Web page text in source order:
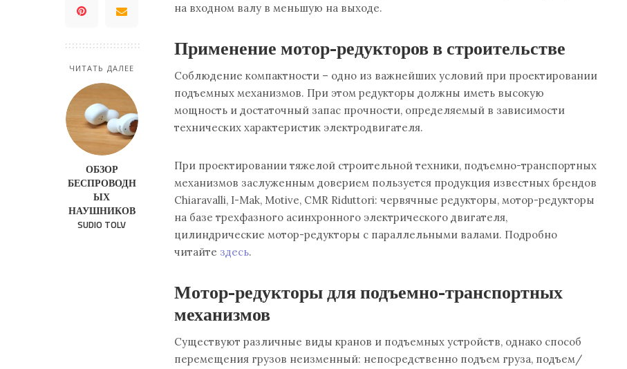
ЧИТАТЬ ДАЛЕЕ
ОБЗОР
БЕСПРОВОДН
ЫХ
НАУШНИКОВ
SUDIO TOLV
на входном валу в меньшую на выходе.
Применение мотор-редукторов в строительстве
Соблюдение компактности – одно из важнейших условий при проектировании
подъемных механизмов. При этом редукторы должны иметь высокую
мощность и достаточный запас прочности, определяемый в зависимости
технических характеристик электродвигателя.
При проектировании тяжелой строительной техники, подъемно-транспортных
механизмов заслуженным доверием пользуется продукция известных брендов
Chiaravalli, I-Mak, Motive, CMR Riduttori: червячные редукторы, мотор-редукторы
на базе трехфазного асинхронного электрического двигателя,
цилиндрические мотор-редукторы с параллельными валами. Подробно
читайте здесь.
Мотор-редукторы для подъемно-транспортных
механизмов
Существуют различные виды кранов и подъемных устройств, однако способ
перемещения грузов неизменный: непосредственно подъем груза, подъем/